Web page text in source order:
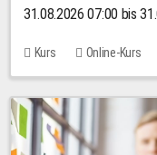
31.08.2026 07:00 bis
Kurs Online-Kurs